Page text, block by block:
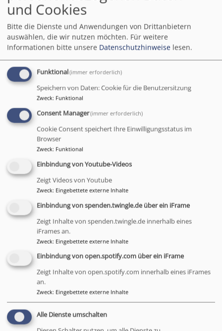
Nachricht
Bitte geben Sie in Ihrer Nachricht keine Links oder
Internetadressen an.
Einwilligung
Sie erklären sich damit einverstanden, dass Ihre Daten zur
Bearbeitung Ihres Anliegens verwendet werden. Weitere
Datenschutzerklärung.
CAPTCHA
Math question (11 + 9 =)
Lösen Sie diese einfache mathematische Aufgabe und geben
und Cookies
Bitte die Dienste und Anwendungen von Drittanbietern
auswählen, die wir nutzen möchten. Für weitere
Informationen bitte unsere Datenschutzhinweise lesen.
Funktional(immer erforderlich)
Speichern von Daten: Cookie für die Benutzersitzung
Zweck: Funktional
Consent Manager(immer erforderlich)
Cookie Consent speichert Ihre Einwilligungsstatus im
Browser
Zweck: Funktional
Einbindung von Youtube-Videos
Zeigt Videos von Youtube
Zweck: Eingebettete externe Inhalte
Einbindung von spenden.twingle.de über ein iFrame
Zeigt Inhalte von spenden.twingle.de innerhalb eines
iFrames an.
Zweck: Eingebettete externe Inhalte
Einbindung von open.spotify.com über ein iFrame
Zeigt Inhalte von open.spotify.com innerhalb eines iFrames
an.
Zweck: Eingebettete externe Inhalte
Alle Dienste umschalten